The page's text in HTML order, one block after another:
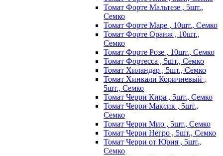
Томат Форте Мальтезе , 5шт.,
Семко
Томат Форте Маре , 10шт., Семко
Томат Форте Оранж , 10шт.,
Семко
Томат Форте Розе , 10шт., Семко
Томат Фортесса , 5шт., Семко
Томат Хиландар , 5шт., Семко
Томат Хинкали Коричневый ,
5шт., Семко
Томат Черри Кира , 5шт., Семко
Томат Черри Максик , 5шт.,
Семко
Томат Черри Мио , 5шт., Семко
Томат Черри Негро , 5шт., Семко
Томат Черри от Юрия , 5шт.,
Семко